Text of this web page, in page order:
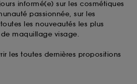
informé(e) sur les cosmétiques
passionnée, sur les
les nouveautés les plus
maquillage visage.
les toutes dernières propositions